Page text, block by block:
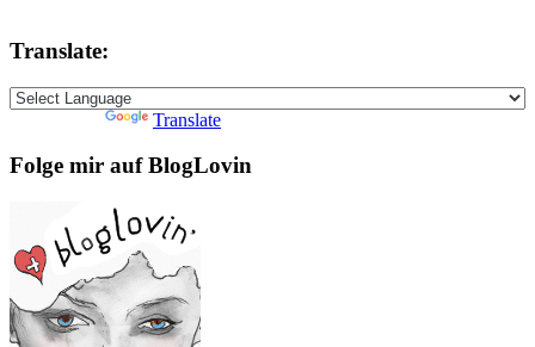
Translate:
Translate
Folge mir auf BlogLovin